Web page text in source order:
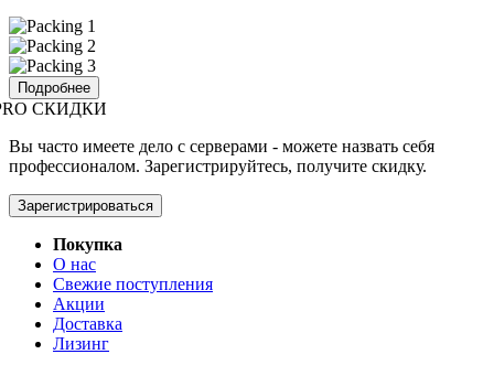
Подробнее
СКИДКИ
Вы часто имеете дело с серверами - можете назвать себя
профессионалом. Зарегистрируйтесь, получите скидку.
Зарегистрироваться
Покупка
О нас
Свежие поступления
Акции
Доставка
Лизинг